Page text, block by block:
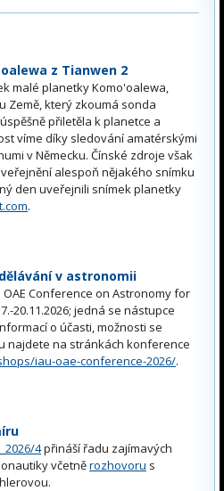
z Tianwen 2
malé planetky Komo'oalewa,
Země, který zkoumá sonda
přiletěla k planetce a
víme díky sledování amatérskými
v Německu. Čínské zdroje však
alespoň nějakého snímku
den uveřejnili snímek planetky
.
v astronomii
Conference on Astronomy for
20.11.2026; jedná se nástupce
o účasti, možnosti se
najdete na stránkách konference
iau-oae-conference-2026/.
2026/4přináší řadu zajímavých
včetněrozhovoru s